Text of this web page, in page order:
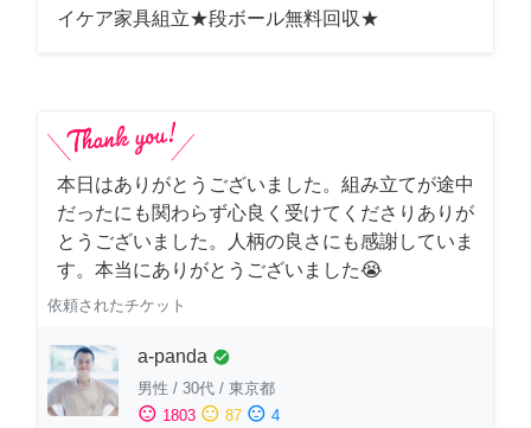
イケア家具組立★段ボール無料回収★
本日はありがとうございました。組み立てが途中
だったにも関わらず心良く受けてくださりありが
とうございました。人柄の良さにも感謝していま
す。本当にありがとうございました😭
依頼されたチケット
a-panda check_circle
男性 / 30代 / 東京都
sentiment_satisfied 1803 sentiment_neutral 87 sentiment_dissatisfied 4